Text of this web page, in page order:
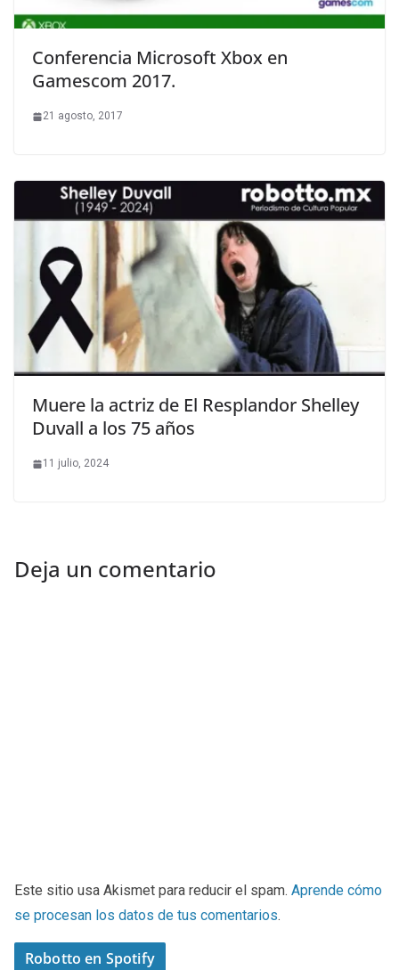
Conferencia Microsoft Xbox en
Gamescom 2017.
21 agosto, 2017
Muere la actriz de El Resplandor Shelley
Duvall a los 75 años
11 julio, 2024
Deja un comentario
Este sitio usa Akismet para reducir el spam. Aprende cómo
se procesan los datos de tus comentarios.
Robotto en Spotify